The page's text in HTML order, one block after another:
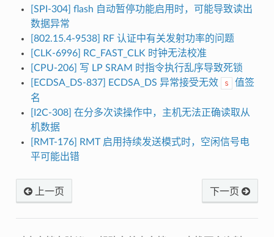
[SPI-304] flash 自动暂停功能启用时，可能导致读出
数据异常
[802.15.4-9538] RF 认证中有关发射功率的问题
[CLK-6996] RC_FAST_CLK 时钟无法校准
[CPU-206] 写 LP SRAM 时指令执行乱序导致死锁
[ECDSA_DS-837] ECDSA_DS 异常接受无效
s
值签
名
[I2C-308] 在分多次读操作中，主机无法正确读取从
机数据
[RMT-176] RMT 启用持续发送模式时，空闲信号电
平可能出错
下一页
上一页